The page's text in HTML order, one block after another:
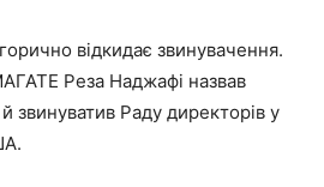
відкидає звинувачення.
Реза Наджафі назвав
звинуватив Раду директорів у